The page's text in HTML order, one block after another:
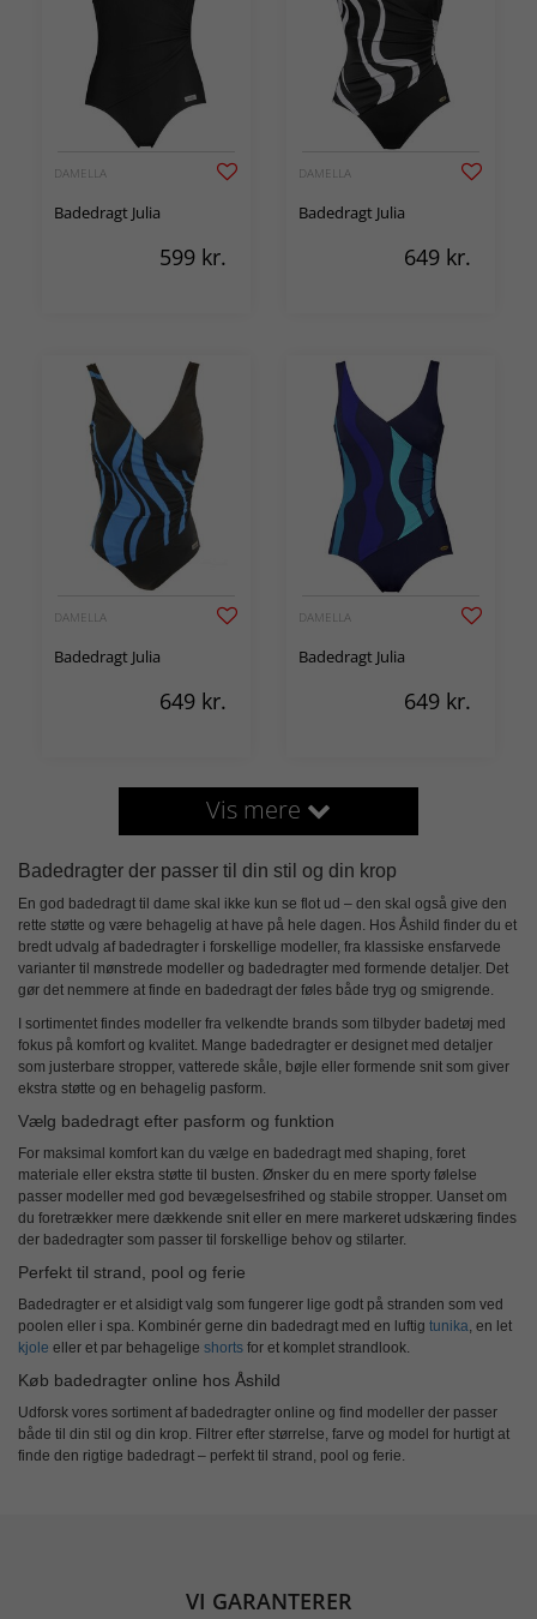
DAMELLA
Badedragt Julia
599 kr.
DAMELLA
Badedragt Julia
649 kr.
DAMELLA
Badedragt Julia
649 kr.
DAMELLA
Badedragt Julia
649 kr.
Vis mere
Badedragter der passer til din stil og din krop
En god badedragt til dame skal ikke kun se flot ud – den skal også give den
rette støtte og være behagelig at have på hele dagen. Hos Åshild finder du et
bredt udvalg af badedragter i forskellige modeller, fra klassiske ensfarvede
varianter til mønstrede modeller og badedragter med formende detaljer. Det
gør det nemmere at finde en badedragt der føles både tryg og smigrende.
I sortimentet findes modeller fra velkendte brands som tilbyder badetøj med
fokus på komfort og kvalitet. Mange badedragter er designet med detaljer
som justerbare stropper, vatterede skåle, bøjle eller formende snit som giver
ekstra støtte og en behagelig pasform.
Vælg badedragt efter pasform og funktion
For maksimal komfort kan du vælge en badedragt med shaping, foret
materiale eller ekstra støtte til busten. Ønsker du en mere sporty følelse
passer modeller med god bevægelsesfrihed og stabile stropper. Uanset om
du foretrækker mere dækkende snit eller en mere markeret udskæring findes
der badedragter som passer til forskellige behov og stilarter.
Perfekt til strand, pool og ferie
Badedragter er et alsidigt valg som fungerer lige godt på stranden som ved
poolen eller i spa. Kombinér gerne din badedragt med en luftig tunika, en let
kjole eller et par behagelige shorts for et komplet strandlook.
Køb badedragter online hos Åshild
Udforsk vores sortiment af badedragter online og find modeller der passer
både til din stil og din krop. Filtrer efter størrelse, farve og model for hurtigt at
finde den rigtige badedragt – perfekt til strand, pool og ferie.
VI GARANTERER